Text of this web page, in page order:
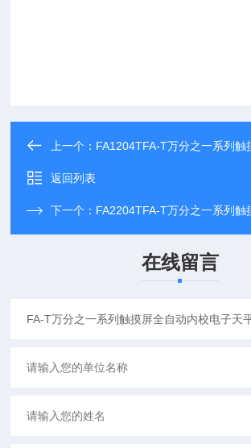
上一个： FA1204TFA-T万分之一系列触摸屏全
返回列表
下一个： FA2204TFA-T万分之一系列触摸屏全
在线留言